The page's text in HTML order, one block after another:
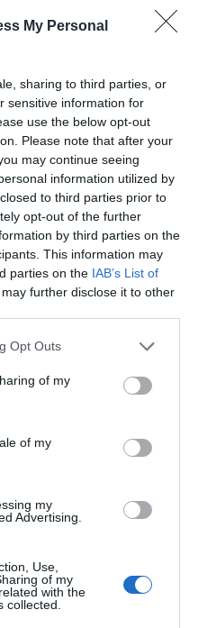
My Personal
sharing to third parties, or
sensitive information for
use the below opt-out
Please note that after your
may continue seeing
information utilized by
to third parties prior to
opt-out of the further
by third parties on the
This information may
parties on the IAB’s List of
further disclose it to other
uses one or more Google
behaviour. You may click to
and its third-party tags to
purposes in below Google
Opt Outs
of my
of my
my
Advertising.
Use,
of my
with the
collected.